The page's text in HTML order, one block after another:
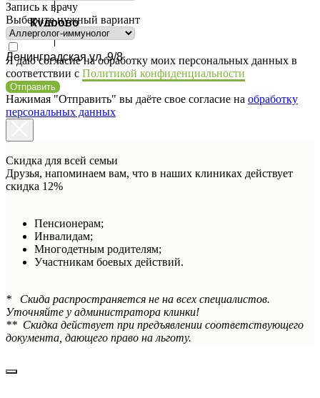
Кудрово
Ленинградская ул. 9/8
Запись к врачу
Выберите нужный вариант
Я даю согласие на обработку моих персональных данных в
соответствии с Политикой конфиденциальности
Отправить
Нажимая "Отправить" вы даёте свое согласие на обработку
персональных данных
Скидка для всей семьи
Друзья, напоминаем вам, что в наших клиниках действует
скидка 12%
Пенсионерам;
Инвалидам;
Многодетным родителям;
Участникам боевых действий.
* Скида распространяется не на всех специалистов.
Уточняйте у администратора клинки!
** Скидка действует при предъявлении соответствующего
документа, дающего право на льготу.